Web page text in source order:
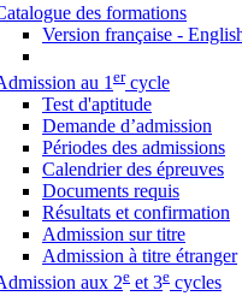
des formations
Version française -
au 1 ercycle
Test d'aptitude
Demande d’admission
Périodes des admissions
Calendrier des épreuves
Documents requis
Résultats et confirmation
Admission sur titre
Admission à titre étranger
aux 2e et 3e cycles